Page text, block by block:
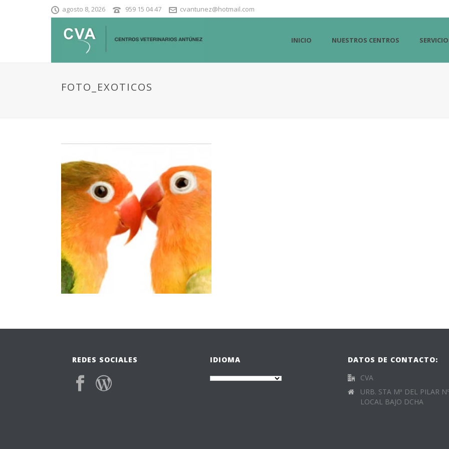
agosto 8, 2026 959 15 04 47 cvantunez@hotmail.com
INICIO NUESTROS CENTROS
FOTO_EXOTICOS
REDES SOCIALES IDIOMA
DATOS DE CONTACTO:
CVA
URB. STA Mª DEL PILAR
LOCAL BAJO DCHA